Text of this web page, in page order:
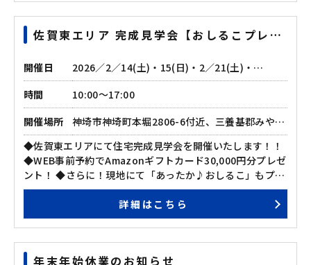
い合わせもお気軽にどうぞ。 ☎ 092-558-2665
佐賀東エリア 完成見学会【おしるこプレゼ
開催日
2026／2／14(土)・15(日)・2／21(土)・
22(日)・23(月)
時間
10:00～17:00
開催場所
神埼市神埼町本堀2806-6付近、三養基郡みやき
町東尾1961-1付近
◆佐賀東エリアにて住宅完成見学会を開催いたします！！
◆WEB事前予約でAmazonギフトカード30,000円分プレゼ
ント！ ◆さらに！現地にて「あったか♪おしるこ」もプレ
ゼント♪ ぜひこの機会に、ご家族そろってご来場ください
ぞ。 ☎ 092-558-2665
詳細はこちら
年末年始休業のお知らせ